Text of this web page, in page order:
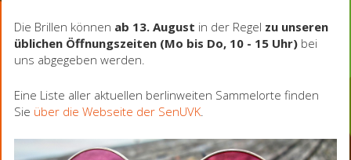
Die Brillen können ab 13. August in der Regel zu unseren
üblichen Öffnungszeiten (Mo bis Do, 10 - 15 Uhr) bei
uns abgegeben werden.
Eine Liste aller aktuellen berlinweiten Sammelorte finden
Sie über die Webseite der SenUVK